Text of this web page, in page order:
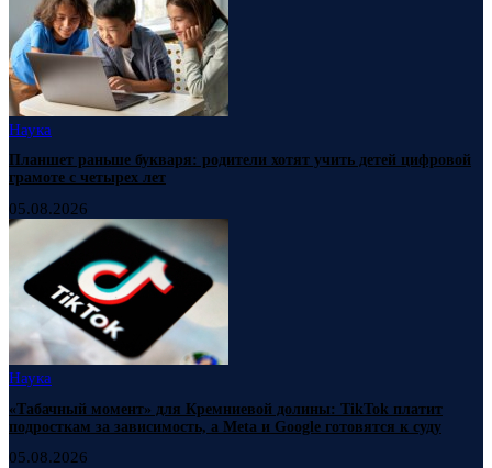
Наука
Планшет раньше букваря: родители хотят учить детей цифровой
грамоте с четырех лет
05.08.2026
Наука
«Табачный момент» для Кремниевой долины: TikTok платит
подросткам за зависимость, а Meta и Google готовятся к суду
05.08.2026